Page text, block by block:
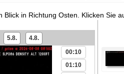
Blick in Richtung Osten. Klicken Sie
5.8. 4.8.
00:10
01:10